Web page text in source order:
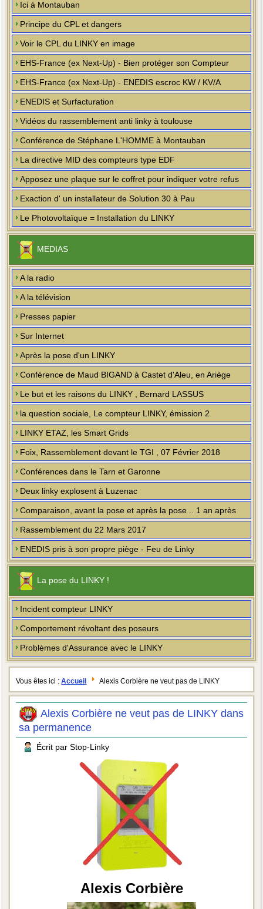
Ici à Montauban
Principe du CPL et dangers
Voir le CPL du LINKY en image
EHS-France (ex Next-Up) - Bien protéger son Compteur
EHS-France (ex Next-Up) - ENEDIS escroc KW / KV/A
ENEDIS et Surfacturation
Vidéos du rassemblement anti linky à toulouse
Conférence de Stéphane L'HOMME à Montauban
La directive MID des compteurs type EDF
Apposez une plaque sur le coffret pour indiquer votre refus
Exaction d' un installateur de Solution 30 à Pau
Le Photovoltaïque = Installation du LINKY
MEDIAS
A la radio
A la télévision
Presses papier
Sur Internet
Après la pose d'un LINKY
Conférence de Maud BIGAND à Castet d'Aleu, en Ariège
Le but et les raisons du LINKY , Bernard LASSUS
la question sociale, Le compteur LINKY, émission 2
LINKY ETAZ, les Smart Grids
Foix, Rassemblement devant le TGI , 07 Février 2018
Conférences dans le Tarn et Garonne
Deux linky explosent à Luzenac
Comparaison, avant la pose et après la pose .. 1 an après
Rassemblement du 22 Mars 2017
ENEDIS pris à son propre piège - Feu de Linky
La pose du LINKY !
Incident compteur LINKY
Comportement révoltant des poseurs
Problèmes d'Assurance avec le LINKY
Vous êtes ici :Accueil Alexis Corbière ne veut pas de LINKY
Alexis Corbière ne veut pas de LINKY dans
sa permanence
Écrit par Stop-Linky
Alexis Corbière